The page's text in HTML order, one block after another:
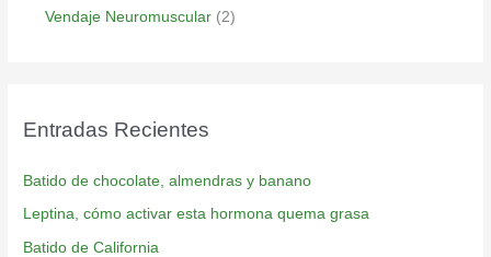
Vendaje Neuromuscular (2)
Entradas Recientes
Batido de chocolate, almendras y banano
Leptina, cómo activar esta hormona quema grasa
Batido de California